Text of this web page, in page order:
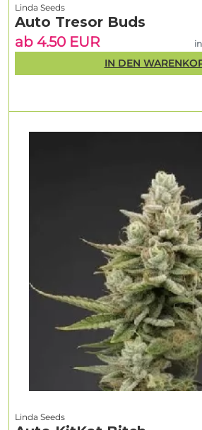
Linda Seeds
Linda Seeds
Auto Tresor Buds
ab 4.50 EUR
IN DEN